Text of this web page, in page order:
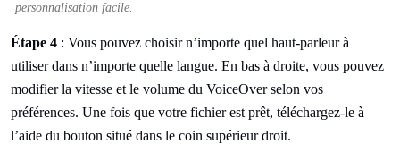
personnalisation facile.
Étape 4 : Vous pouvez choisir n’importe quel haut-parleur à
utiliser dans n’importe quelle langue. En bas à droite, vous pouvez
modifier la vitesse et le volume du VoiceOver selon vos
préférences. Une fois que votre fichier est prêt, téléchargez-le à
l’aide du bouton situé dans le coin supérieur droit.